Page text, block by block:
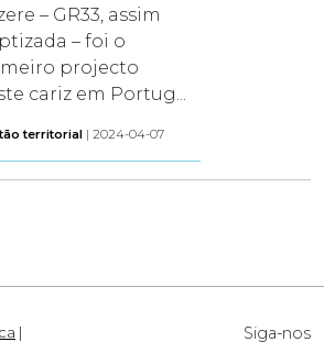
– GR33, assim
– foi o
projecto
cariz em Portug...
territorial | 2024-04-07
| Siga-nos